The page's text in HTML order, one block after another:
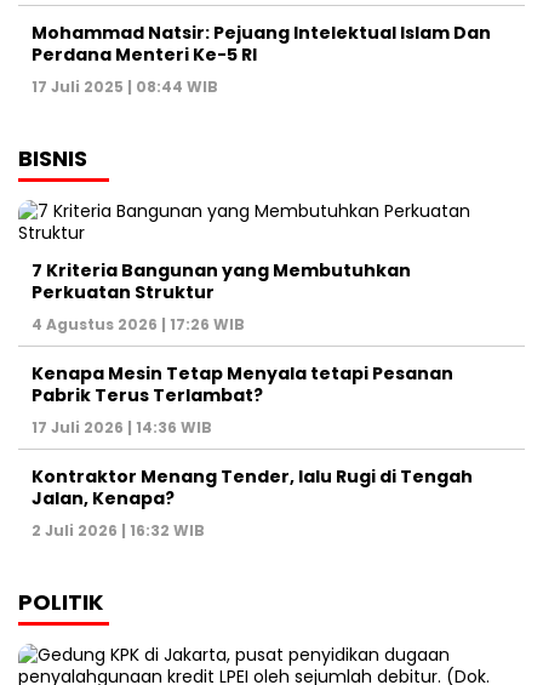
Mohammad Natsir: Pejuang Intelektual Islam Dan
Perdana Menteri Ke-5 RI
17 Juli 2025 | 08:44 WIB
BISNIS
7 Kriteria Bangunan yang Membutuhkan
Perkuatan Struktur
4 Agustus 2026 | 17:26 WIB
Kenapa Mesin Tetap Menyala tetapi Pesanan
Pabrik Terus Terlambat?
17 Juli 2026 | 14:36 WIB
Kontraktor Menang Tender, lalu Rugi di Tengah
Jalan, Kenapa?
2 Juli 2026 | 16:32 WIB
POLITIK